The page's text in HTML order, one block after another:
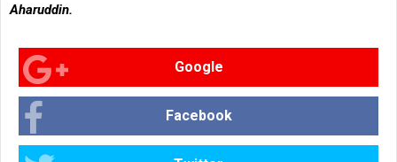
Aharuddin.
Google
Facebook